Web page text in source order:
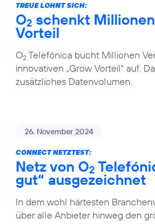
TREUE LOHNT SICH:
O2 schenkt
Vorteil
O2 Telefónica bucht Millionen
innovativen „Grow Vorteil“ auf.
zusätzliches Datenvolumen.
26. November 2024
CONNECT NETZTEST:
Netz von O2
gut“ ausgezeichnet
In dem wohl härtesten
über alle Anbieter hinweg den